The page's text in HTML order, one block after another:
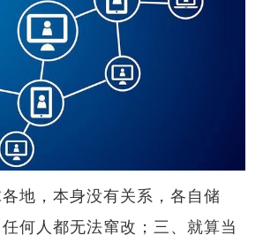
地，本身没有关系，各自储
何人都无法窜改；三、就算当